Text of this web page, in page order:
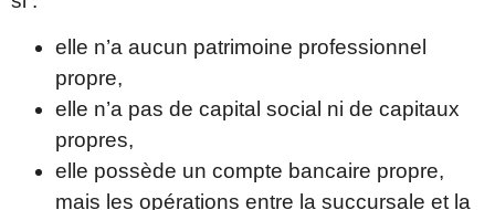
elle n’a aucun patrimoine professionnel
propre,
elle n’a pas de capital social ni de capitaux
propres,
elle possède un compte bancaire propre,
mais les opérations entre la succursale et la